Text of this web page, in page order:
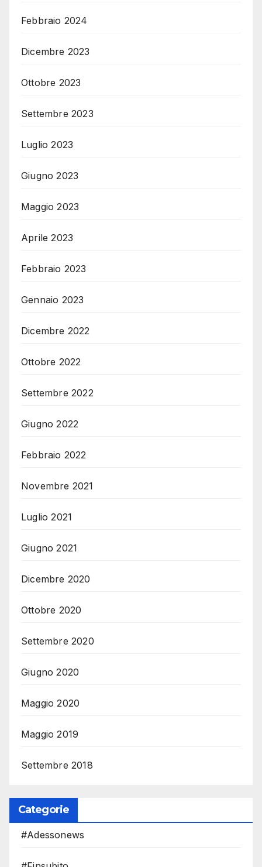
Febbraio 2024
Dicembre 2023
Ottobre 2023
Settembre 2023
Luglio 2023
Giugno 2023
Maggio 2023
Aprile 2023
Febbraio 2023
Gennaio 2023
Dicembre 2022
Ottobre 2022
Settembre 2022
Giugno 2022
Febbraio 2022
Novembre 2021
Luglio 2021
Giugno 2021
Dicembre 2020
Ottobre 2020
Settembre 2020
Giugno 2020
Maggio 2020
Maggio 2019
Settembre 2018
Categorie
#Adessonews